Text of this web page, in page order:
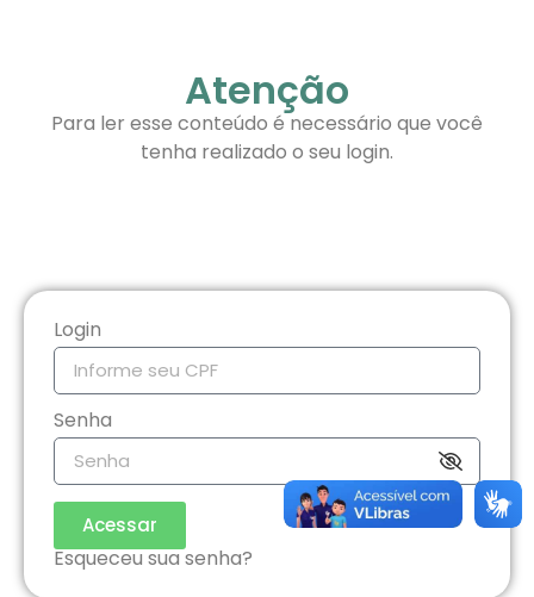
Atenção
Para ler esse conteúdo é necessário que você
tenha realizado o seu login.
Login
Senha
Acessar
Esqueceu sua senha?